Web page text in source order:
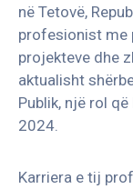
në Tetovë,
profesionist me
projekteve dhe
aktualisht
Publik, një rol
2024.
Karriera e tij